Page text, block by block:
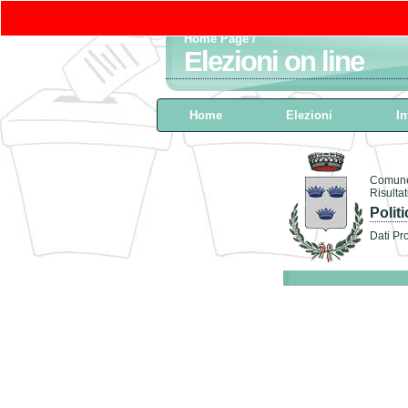
Home Page/
Elezioni on line
Home Elezioni
Dati